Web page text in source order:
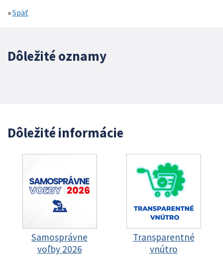
»Späť
Dôležité oznamy
Dôležité informácie
Samosprávne
voľby 2026
Transparentné
vnútro